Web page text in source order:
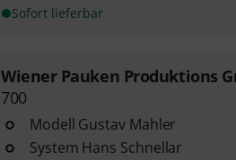
Sofort lieferbar
Wiener Pauken Produktions
700
Modell Gustav Mahler
System Hans Schnellar